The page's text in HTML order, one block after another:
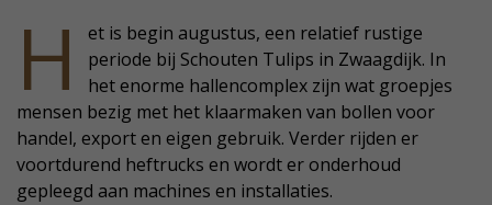
H
et is begin augustus, een relatief rustige
periode bij Schouten Tulips in Zwaagdijk. In
het enorme hallencomplex zijn wat groepjes
mensen bezig met het klaarmaken van bollen voor
handel, export en eigen gebruik. Verder rijden er
voortdurend heftrucks en wordt er onderhoud
gepleegd aan machines en installaties.